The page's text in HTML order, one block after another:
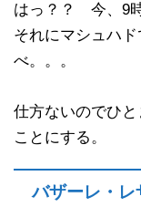
はっ？？ 今、9
それにマシュハ
べ。。。
仕方ないのでひ
ことにする。
バザーレ・レ